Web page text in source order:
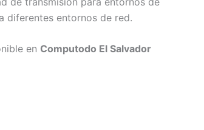
diferentes entornos de red.
en Computodo El Salvador